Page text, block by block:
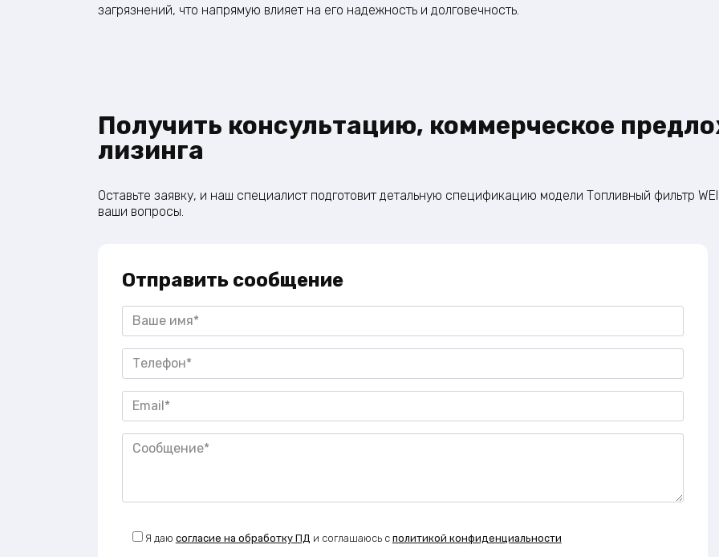
загрязнений, что напрямую влияет на его надежность и долговечность.
Получить консультацию, коммерческое
лизинга
Оставьте заявку, и наш специалист подготовит детальную спецификацию модели Топливный фильтр
ваши вопросы.
Отправить сообщение
Я даю согласие на обработку ПД и соглашаюсь с политикой конфиденциальности